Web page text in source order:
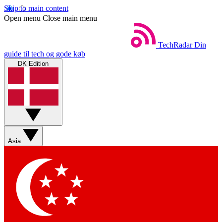
Skip to main content
Open menu Close main menu
TechRadar Din
guide til tech og gode køb
DK Edition
Asia